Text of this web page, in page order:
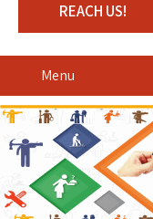
REACH US!
Menu